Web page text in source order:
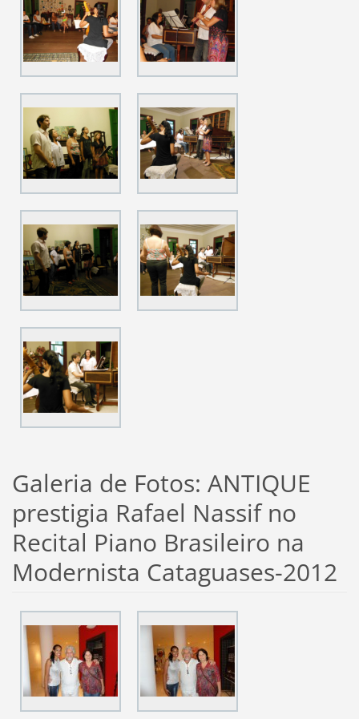
Galeria de Fotos: ANTIQUE
prestigia Rafael Nassif no
Recital Piano Brasileiro na
Modernista Cataguases-2012